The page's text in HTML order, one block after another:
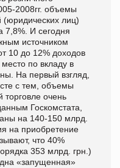
2008гг. объемы
(юридических лиц)
7,8%. И сегодня
источником
10 до 12% доходов
по вкладу в
На первый взгляд,
с тем, объемы
торговле очень
Госкомстата,
на 140-150 млрд.
на приобретение
что 40%
353 млрд. грн.)
«запущенная»